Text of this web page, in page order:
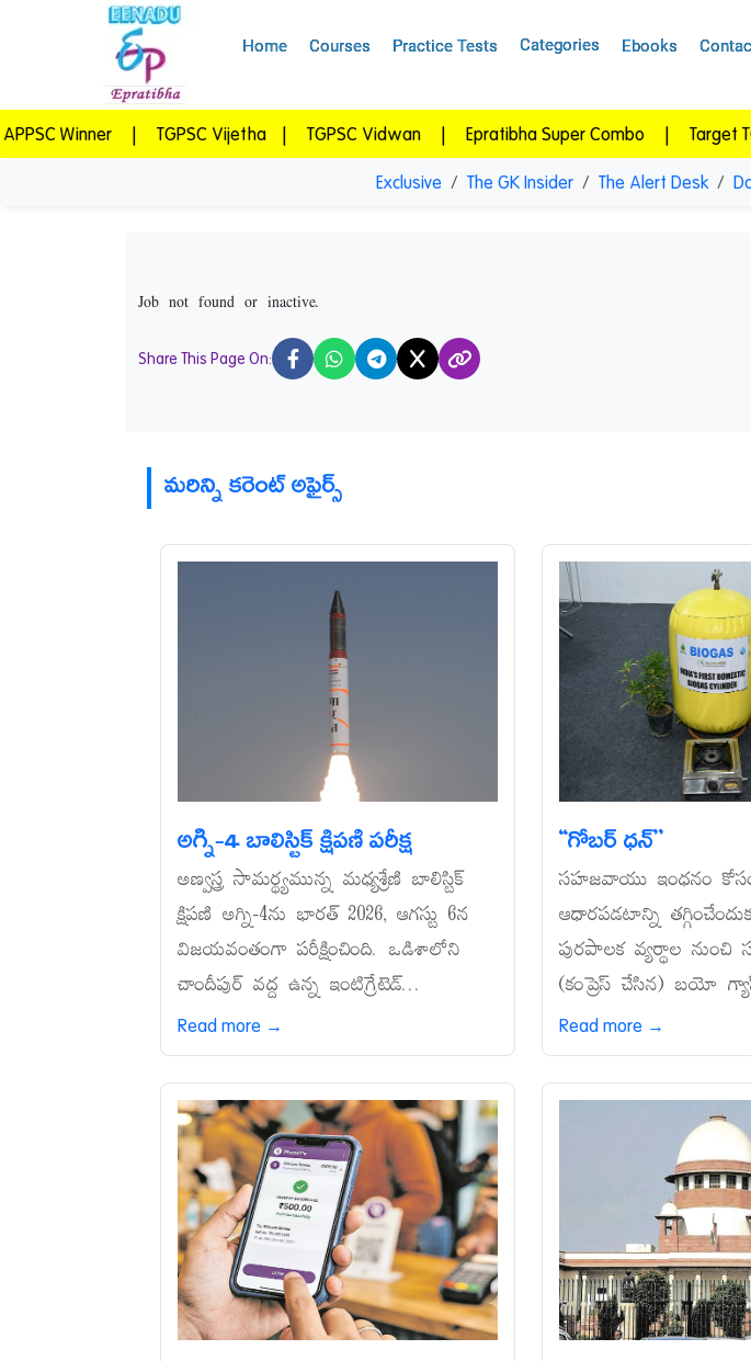
Exclusive The GK Insider The Alert Desk
Job not found or inactive.
Share This Page On: X
మరిన్ని కరెంట్ అఫైర్స్
అగ్ని-4 బాలిస్టిక్‌ క్షిపణి పరీక్ష
అణ్వస్త్ర సామర్థ్యమున్న మధ్యశ్రేణి బాలిస్టిక్‌
క్షిపణి అగ్ని-4ను భారత్‌ 2026, ఆగస్టు 6న
విజయవంతంగా పరీక్షించింది. ఒడిశాలోని
చాందీపుర్‌ వద్ద ఉన్న ఇంటిగ్రేటెడ్‌...
Read more →
‘‘గోబర్‌ ధన్‌’’
సహజవాయు ఇంధనం
ఆధారపడటాన్ని
పురపాలక వ్యర్థాల నుంచి
(కంప్రెస్‌ చేసిన) బయో
Read more →
Home Courses Practice Tests Categories Ebooks
| TGPSC Vijetha | TGPSC Vidwan | Epratibha Super Combo | Target TGPSC |